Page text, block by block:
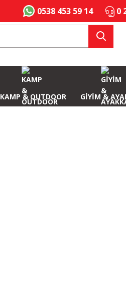
0538 453 59 14 0
KAMP & OUTDOOR GİYİM &